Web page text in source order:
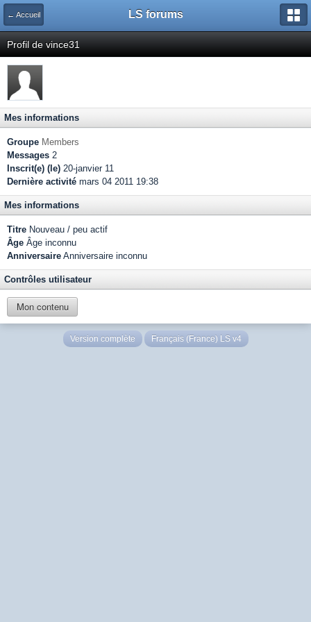
← Accueil LS forums
Profil de vince31
Mes informations
Groupe Members
Messages 2
Inscrit(e) (le) 20-janvier 11
Dernière activité mars 04 2011 19:38
Mes informations
Titre Nouveau / peu actif
Âge Âge inconnu
Anniversaire Anniversaire inconnu
Contrôles utilisateur
Mon contenu
Version complète Français (France) LS v4